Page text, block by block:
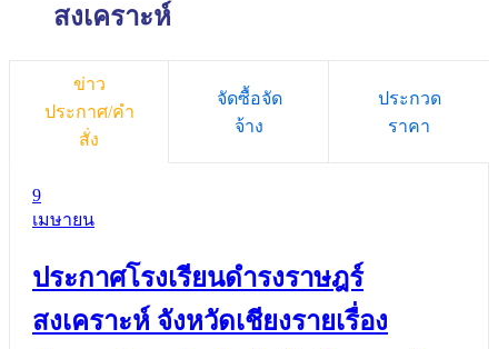
สงเคราะห์
ข่าว
ประกาศ/คำ
สั่ง
จัดซื้อจัด
จ้าง
ประกวด
ราคา
9
เมษายน
ประกาศโรงเรียนดำรงราษฎร์
สงเคราะห์ จังหวัดเชียงรายเรื่อง